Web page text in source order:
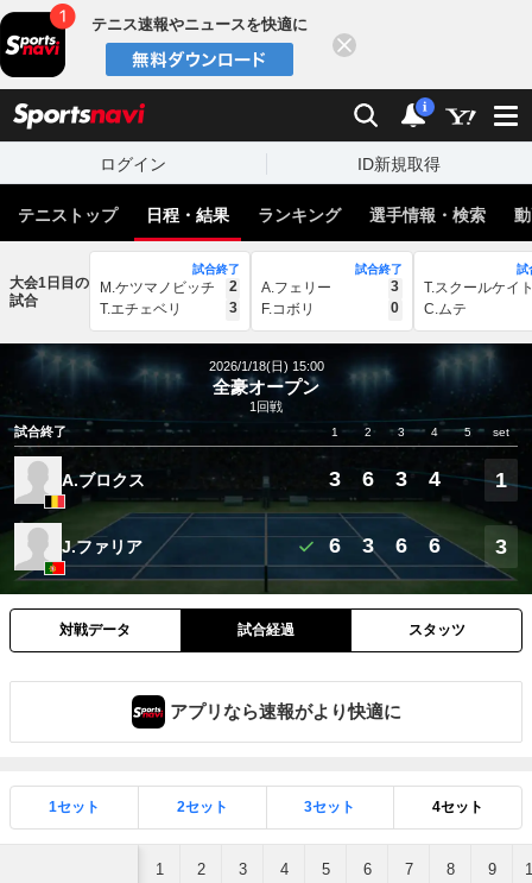
テニス速報やニュースを快適に
検索 通知
i
ログイン ID新規取得
テニストップ 日程・結果 ランキング 選手情報・検索
大会1日目の
試合
試合終了
M.ケツマノビッチ
2
T.エチェベリ
3
試合終了
A.フェリー
3
F.コボリ
0
試
T.スクールケイ
C.ムテ
2026/1/18(日) 15:00
全豪オープン
1回戦
試合終了
1 2 3 4 5 set
A.ブロクス 3 6 3 4 1
J.ファリア 6 3 6 6 3
対戦データ 試合経過 スタッツ
アプリなら速報がより快適に
1セット 2セット 3セット 4セット
1 2 3 4 5 6 7 8 9